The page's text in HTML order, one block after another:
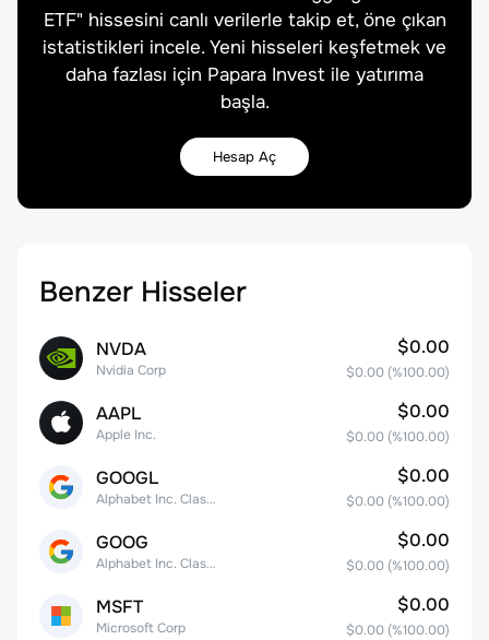
ETF" hissesini canlı verilerle takip et, öne çıkan
istatistikleri incele. Yeni hisseleri keşfetmek ve
daha fazlası için Papara Invest ile yatırıma
başla.
Hesap Aç
Benzer Hisseler
NVDA
Nvidia Corp
$0.00
$0.00 (%100.00)
AAPL
Apple Inc.
$0.00
$0.00 (%100.00)
GOOGL
Alphabet Inc. Class A Common Stock
$0.00
$0.00 (%100.00)
GOOG
Alphabet Inc. Class C Capital Stock
$0.00
$0.00 (%100.00)
MSFT
Microsoft Corp
$0.00
$0.00 (%100.00)